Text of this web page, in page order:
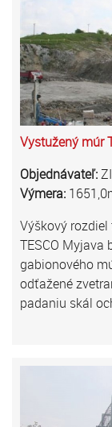
Vystužený múr
Objednávateľ:
Výmera:
Výškový
TESCO Myjava
gabionového
odťažené
padaniu skál